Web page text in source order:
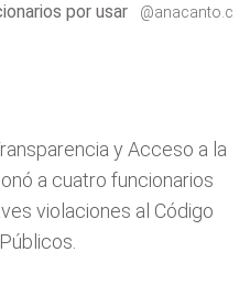
por usar
@anacanto.c
y Acceso a la
a cuatro funcionarios
violaciones al Código